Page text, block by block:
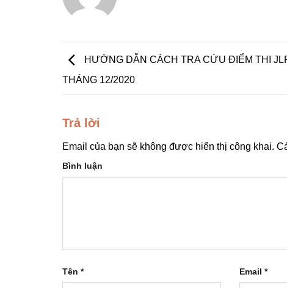
HƯỚNG DẪN CÁCH TRA CỨU ĐIỂM THI
THÁNG 12/2020
Trả lời
Email của bạn sẽ không được hiển thị công khai.
Bình luận
Tên * Email *